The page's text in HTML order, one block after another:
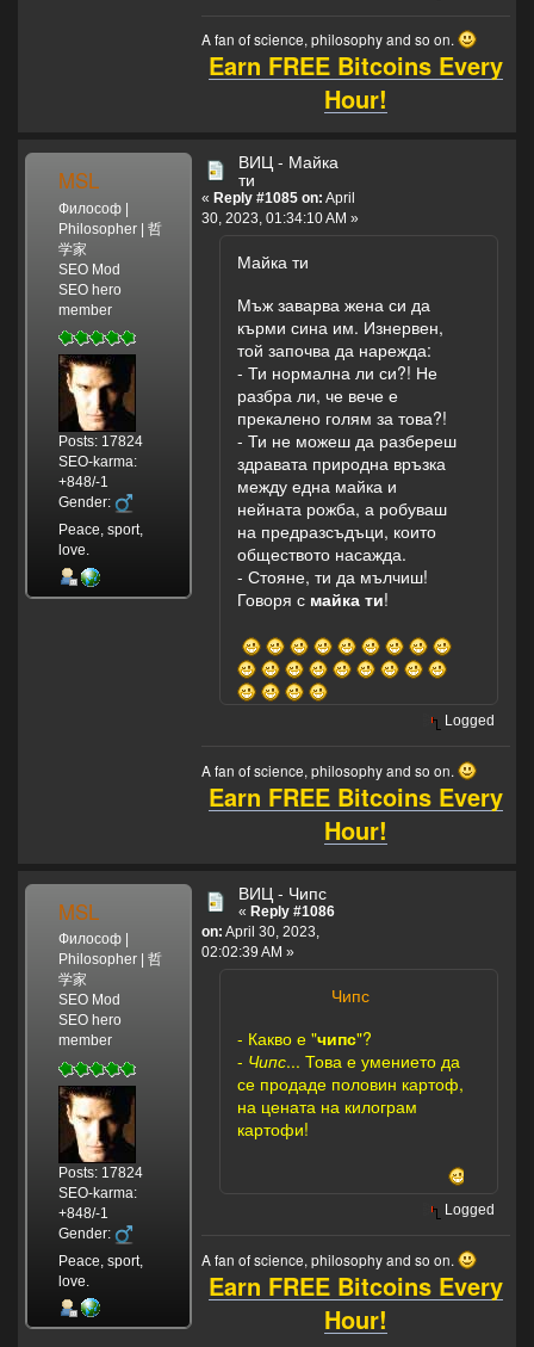
A fan of science, philosophy and so on.
Earn FREE Bitcoins Every
Hour!
MSL
Философ |
Philosopher | 哲
学家
SEO Mod
SEO hero
member
Posts: 17824
SEO-karma:
+848/-1
Gender:
Peace, sport,
love.
ВИЦ - Майка
ти
« Reply #1085 on: April
30, 2023, 01:34:10 AM »
Майка ти
Мъж заварва жена си да
кърми сина им. Изнервен,
той започва да нарежда:
- Ти нормална ли си?! Не
разбра ли, че вече е
прекалено голям за това?!
- Ти не можеш да разбереш
здравата природна връзка
между една майка и
нейната рожба, а робуваш
на предразсъдъци, които
обществото насажда.
- Стояне, ти да мълчиш!
Говоря с майка ти!
Logged
A fan of science, philosophy and so on.
Earn FREE Bitcoins Every
Hour!
MSL
Философ |
Philosopher | 哲
学家
SEO Mod
SEO hero
member
Posts: 17824
SEO-karma:
+848/-1
Gender:
Peace, sport,
love.
ВИЦ - Чипс
« Reply #1086
on: April 30, 2023,
02:02:39 AM »
Чипс
- Какво е "чипс"?
- Чипс... Това е умението да
се продаде половин картоф,
на цената на килограм
картофи!
Logged
A fan of science, philosophy and so on.
Earn FREE Bitcoins Every
Hour!